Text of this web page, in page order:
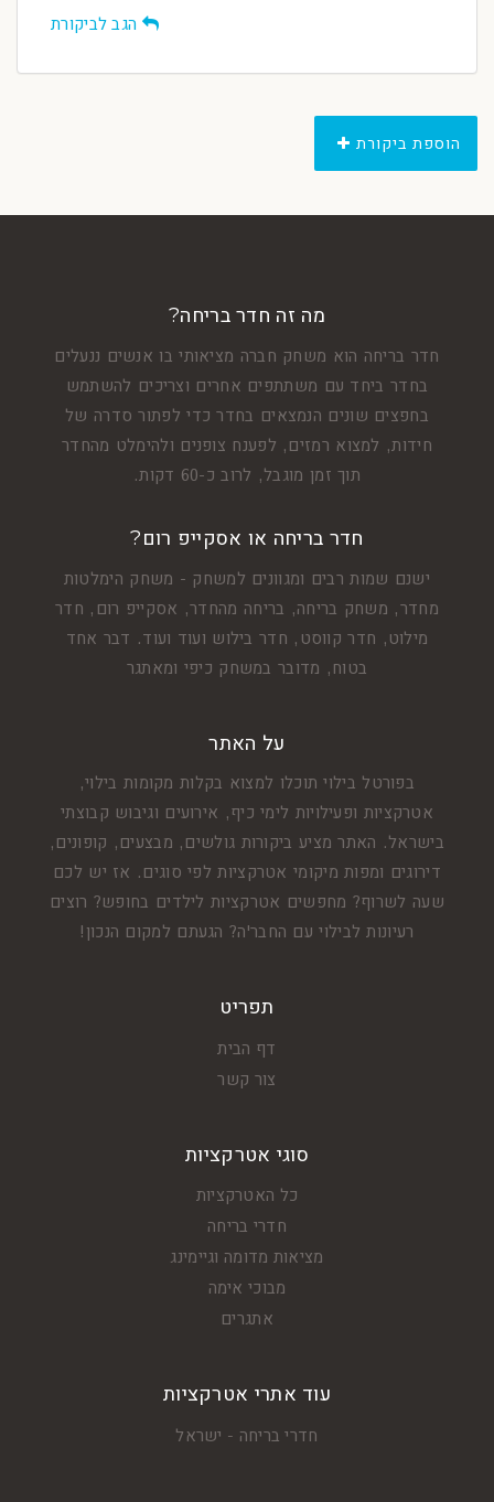
הגב לביקורת
הוספת ביקורת
מה זה חדר בריחה?
חדר בריחה הוא משחק חברה מציאותי בו אנשים ננעלים
בחדר ביחד עם משתתפים אחרים וצריכים להשתמש
בחפצים שונים הנמצאים בחדר כדי לפתור סדרה של
חידות, למצוא רמזים, לפענח צופנים ולהימלט מהחדר
תוך זמן מוגבל, לרוב כ-60 דקות.
חדר בריחה או אסקייפ רום?
ישנם שמות רבים ומגוונים למשחק - משחק הימלטות
מחדר, משחק בריחה, בריחה מהחדר, אסקייפ רום, חדר
מילוט, חדר קווסט, חדר בילוש ועוד ועוד. דבר אחד
בטוח, מדובר במשחק כיפי ומאתגר
על האתר
בפורטל בילוי תוכלו למצוא בקלות מקומות בילוי,
אטרקציות ופעילויות לימי כיף, אירועים וגיבוש קבוצתי
בישראל. האתר מציע ביקורות גולשים, מבצעים, קופונים,
דירוגים ומפות מיקומי אטרקציות לפי סוגים. אז יש לכם
שעה לשרוף? מחפשים אטרקציות לילדים בחופש? רוצים
רעיונות לבילוי עם החבר'ה? הגעתם למקום הנכון!
תפריט
דף הבית
צור קשר
סוגי אטרקציות
כל האטרקציות
חדרי בריחה
מציאות מדומה וגיימינג
מבוכי אימה
אתגרים
עוד אתרי אטרקציות
חדרי בריחה - ישראל